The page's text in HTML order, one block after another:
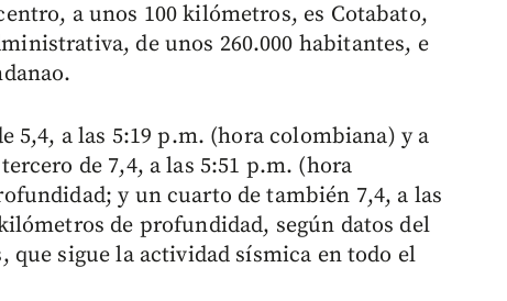
a unos 100 kilómetros, es Cotabato,
de unos 260.000 habitantes, e
a las 5:19 p.m. (hora colombiana) y a
de 7,4, a las 5:51 p.m. (hora
y un cuarto de también 7,4, a las
de profundidad, según datos del
que sigue la actividad sísmica en todo el